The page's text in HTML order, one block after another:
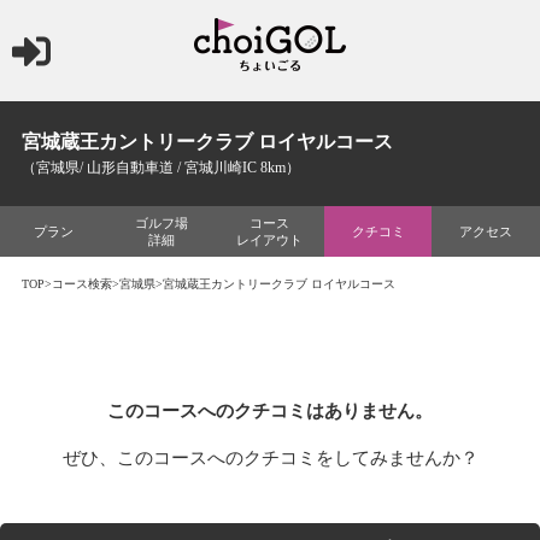
宮城蔵王カントリークラブ ロイヤルコース
（宮城県/ 山形自動車道 / 宮城川崎IC 8km）
プラン
ゴルフ場
詳細
コース
レイアウト
クチコミ アクセス
TOP>コース検索>宮城県>宮城蔵王カントリークラブ ロイヤルコース
このコースへのクチコミはありません。
ぜひ、このコースへのクチコミをしてみませんか？